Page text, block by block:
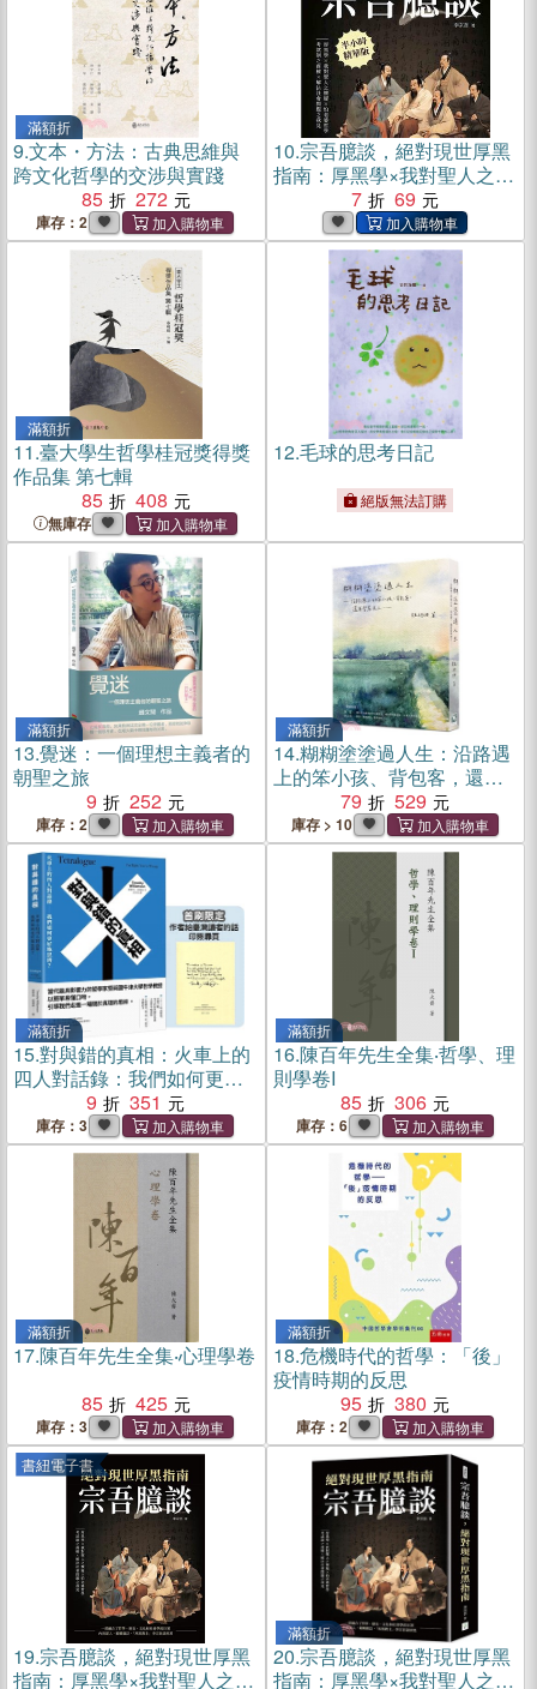
滿額折
9.文本・方法：古典思維與
跨文化哲學的交涉與實踐
85
272
庫存：2
10.宗吾臆談，絕對現世厚黑
指南：厚黑學×我對聖人之懷
疑×怕老婆哲學×考試制之商
榷×解決社會問題之我見【純
有聲】(電子書)
7 69
滿額折
11.臺大學生哲學桂冠獎得獎
作品集 第七輯
85
408
無庫存
12.毛球的思考日記
絕版無法訂購
滿額折
13.覺迷：一個理想主義者的
朝聖之旅
9
252
庫存：2
滿額折
14.糊糊塗塗過人生：沿路遇
上的笨小孩、背包客，還有
智慧老人79 529
庫存 > 10
滿額折
15.對與錯的真相：火車上的
四人對話錄：我們如何更好
地思辨？【首刷限定★作者
給臺灣讀者的話 印簽扉頁】
9 351
庫存：3
滿額折
16.陳百年先生全集‧哲學、理
則學卷I
85
306
庫存：6
滿額折
17.陳百年先生全集‧心理學卷
85
425
庫存：3
滿額折
18.危機時代的哲學：「後」
疫情時期的反思
95
380
庫存：2
書紐電子書
19.宗吾臆談，絕對現世厚黑
指南：厚黑學×我對聖人之懷
滿額折
20.宗吾臆談，絕對現世厚黑
指南：厚黑學×我對聖人之懷